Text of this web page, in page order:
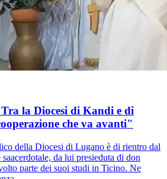
la Diocesi di Kandi e di
che va avanti"
della Diocesi di Lugano è di rientro dal
da lui presieduta di don
parte dei suoi studi in Ticino. Ne